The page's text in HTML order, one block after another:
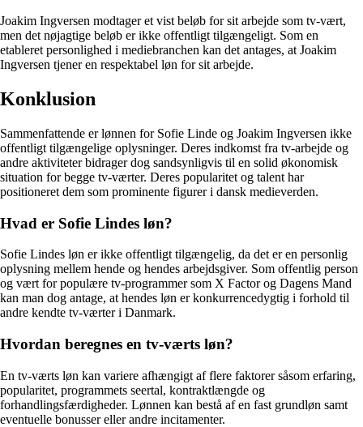
Joakim Ingversen modtager et vist beløb for sit arbejde som tv-vært,
men det nøjagtige beløb er ikke offentligt tilgængeligt. Som en
etableret personlighed i mediebranchen kan det antages, at Joakim
Ingversen tjener en respektabel løn for sit arbejde.
Konklusion
Sammenfattende er lønnen for Sofie Linde og Joakim Ingversen ikke
offentligt tilgængelige oplysninger. Deres indkomst fra tv-arbejde og
andre aktiviteter bidrager dog sandsynligvis til en solid økonomisk
situation for begge tv-værter. Deres popularitet og talent har
positioneret dem som prominente figurer i dansk medieverden.
Hvad er Sofie Lindes løn?
Sofie Lindes løn er ikke offentligt tilgængelig, da det er en personlig
oplysning mellem hende og hendes arbejdsgiver. Som offentlig person
og vært for populære tv-programmer som X Factor og Dagens Mand
kan man dog antage, at hendes løn er konkurrencedygtig i forhold til
andre kendte tv-værter i Danmark.
Hvordan beregnes en tv-værts løn?
En tv-værts løn kan variere afhængigt af flere faktorer såsom erfaring,
popularitet, programmets seertal, kontraktlængde og
forhandlingsfærdigheder. Lønnen kan bestå af en fast grundløn samt
eventuelle bonusser eller andre incitamenter.